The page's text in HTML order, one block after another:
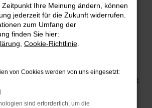
– jetzt Nissan
kaufen
wird gleichermaßen von
Experten wie von unserer
und Umgebung
Fahrzeug ist vielseitig und bietet
Leistungs-Verhältnis. Wer im
darf sich zudem auf einige
Ihre Meinung ändern, können
jederzeit für die Zukunft widerrufen.
zum Umfang der
finden Sie hier:
Cookie-Richtlinie
von Cookies werden von uns eingesetzt:
sind erforderlich, um die